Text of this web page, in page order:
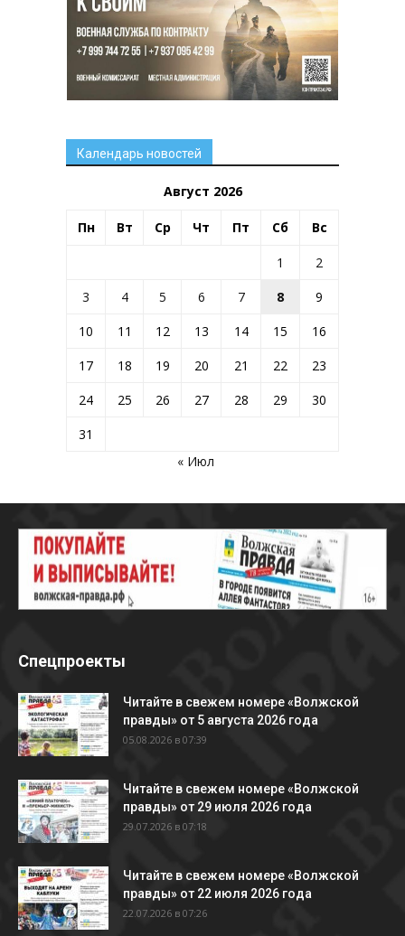
Календарь новостей
Август 2026
Пн Вт Ср Чт Пт Сб Вс
1
2
3
4 5 6 7 8
9
10
11 12 13 14 15
16
17
18 19 20 21 22
23
24
25 26 27 28 29
30
31
« Июл
Спецпроекты
Читайте в свежем номере «Волжской
правды» от 5 августа 2026 года
05.08.2026 в 07:39
Читайте в свежем номере «Волжской
правды» от 29 июля 2026 года
29.07.2026 в 07:18
Читайте в свежем номере «Волжской
правды» от 22 июля 2026 года
22.07.2026 в 07:26